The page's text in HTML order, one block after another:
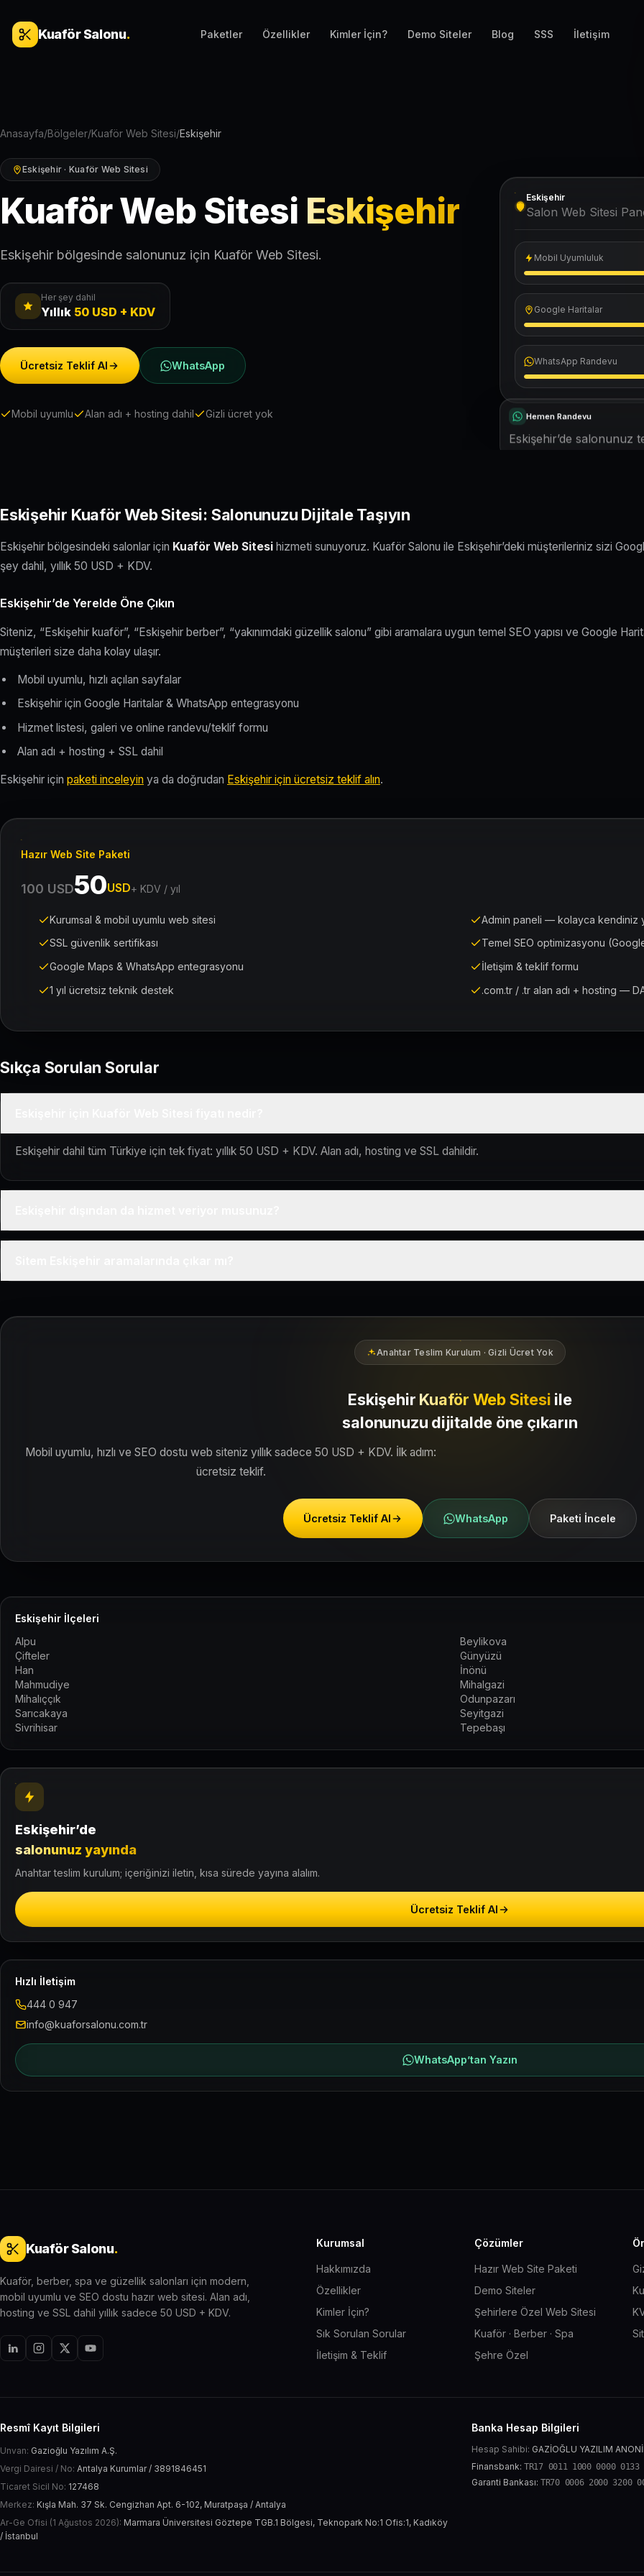
Kuaför Salonu. Paketler Özellikler Kimler İçin? Demo Siteler Blog SSS İletişim
Anasayfa/Bölgeler/Kuaför Web Sitesi/Eskişehir
Eskişehir · Kuaför Web Sitesi
Kuaför Web Sitesi Eskişehir
Eskişehir bölgesinde salonunuz için Kuaför Web Sitesi.
Her şey dahil
Yıllık 50 USD + KDV
Ücretsiz Teklif Al WhatsApp
Mobil uyumlu Alan adı + hosting dahil Gizli ücret yok
Eskişehir
Salon Web Sitesi
Mobil Uyumluluk
Google Haritalar
WhatsApp Randevu
Hemen Randevu
Eskişehir’de salonunuz
Eskişehir Kuaför Web Sitesi: Salonunuzu Dijitale Taşıyın
Eskişehir bölgesindeki salonlar için Kuaför Web Sitesi hizmeti sunuyoruz. Kuaför Salonu ile Eskişehir’deki müşterileriniz sizi
şey dahil, yıllık 50 USD + KDV.
Eskişehir’de Yerelde Öne Çıkın
Siteniz, “Eskişehir kuaför”, “Eskişehir berber”, “yakınımdaki güzellik salonu” gibi aramalara uygun temel SEO yapısı ve Google
müşterileri size daha kolay ulaşır.
Mobil uyumlu, hızlı açılan sayfalar
Eskişehir için Google Haritalar & WhatsApp entegrasyonu
Hizmet listesi, galeri ve online randevu/teklif formu
Alan adı + hosting + SSL dahil
Eskişehir için paketi inceleyin ya da doğrudan Eskişehir için ücretsiz teklif alın.
Hazır Web Site Paketi
100 USD50USD+ KDV / yıl
Kurumsal & mobil uyumlu web sitesi
Admin paneli — kolayca kendiniz
SSL güvenlik sertifikası
Temel SEO optimizasyonu
Google Maps & WhatsApp entegrasyonu
İletişim & teklif formu
1 yıl ücretsiz teknik destek
.com.tr / .tr alan adı + hosting —
Sıkça Sorulan Sorular
Eskişehir dahil tüm Türkiye için tek fiyat: yıllık 50 USD + KDV. Alan adı, hosting ve SSL dahildir.
Anahtar Teslim Kurulum · Gizli Ücret Yok
Eskişehir Kuaför Web Sitesi ile
salonunuzu dijitalde öne çıkarın
Mobil uyumlu, hızlı ve SEO dostu web siteniz yıllık sadece 50 USD + KDV. İlk adım:
ücretsiz teklif.
Ücretsiz Teklif Al WhatsApp Paketi İncele
Eskişehir İlçeleri
Alpu
Beylikova
Çifteler
Günyüzü
Han
İnönü
Mahmudiye
Mihalgazi
Mihalıççık
Odunpazarı
Sarıcakaya
Seyitgazi
Sivrihisar
Tepebaşı
Eskişehir’de
salonunuz yayında
Anahtar teslim kurulum; içeriğinizi iletin, kısa sürede yayına alalım.
Ücretsiz Teklif Al
Hızlı İletişim
444 0 947
info@kuaforsalonu.com.tr
WhatsApp’tan Yazın
Kuaför Salonu.
Kuaför, berber, spa ve güzellik salonları için modern,
mobil uyumlu ve SEO dostu hazır web sitesi. Alan adı,
hosting ve SSL dahil yıllık sadece 50 USD + KDV.
Kurumsal
Hakkımızda
Özellikler
Kimler İçin?
Sık Sorulan Sorular
İletişim & Teklif
Çözümler
Hazır Web Site Paketi
Demo Siteler
Şehirlere Özel Web Sitesi
Kuaför · Berber · Spa
Şehre Özel
Resmî Kayıt Bilgileri
Unvan: Gazioğlu Yazılım A.Ş.
Vergi Dairesi / No: Antalya Kurumlar / 3891846451
Ticaret Sicil No: 127468
Merkez: Kışla Mah. 37 Sk. Cengizhan Apt. 6-102, Muratpaşa / Antalya
Ar-Ge Ofisi (1 Ağustos 2026): Marmara Üniversitesi Göztepe TGB.1 Bölgesi, Teknopark No:1 Ofis:1, Kadıköy
/ İstanbul
Banka Hesap Bilgileri
Hesap Sahibi: GAZİOĞLU YAZILIM
Finansbank: TR17 0011 1000 0000 0133
Garanti Bankası: TR70 0006 2000 3200